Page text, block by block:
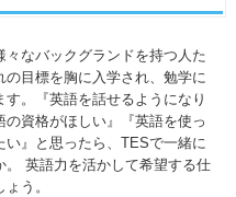
々なバックグランドを持つ人た
の目標を胸に入学され、勉学に
す。『英語を話せるようになり
の資格がほしい』『英語を使っ
い』と思ったら、TESで一緒に
。 英語力を活かして希望する仕
う。